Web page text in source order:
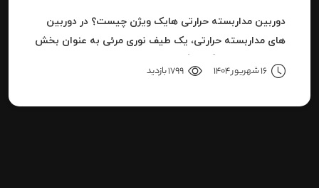
دوربین مداربسته حرارتی هایک ویژن چیست؟ در دوربین
های مداربسته حرارتی، یک طیف نوری مرئی به عنوان بخش
سری دوربین هاست.
16 شهریور 1404 1799 بازدید